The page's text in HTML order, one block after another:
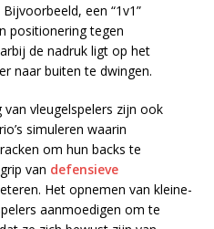
een “1v1”
positionering tegen
de nadruk ligt op het
naar buiten te dwingen.
vleugelspelers zijn ook
simuleren waarin
om hun backs te
van defensieve
Het opnemen van kleine-
aanmoedigen om te